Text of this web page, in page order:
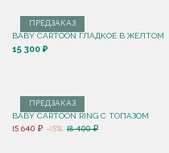
ПРЕДЗАКАЗ
BABY CARTOON ГЛАДКОЕ В ЖЕЛТОМ
15 300 ₽
ПРЕДЗАКАЗ
BABY CARTOON RING С ТОПАЗОМ
15 640 ₽ -15% 18 400 ₽